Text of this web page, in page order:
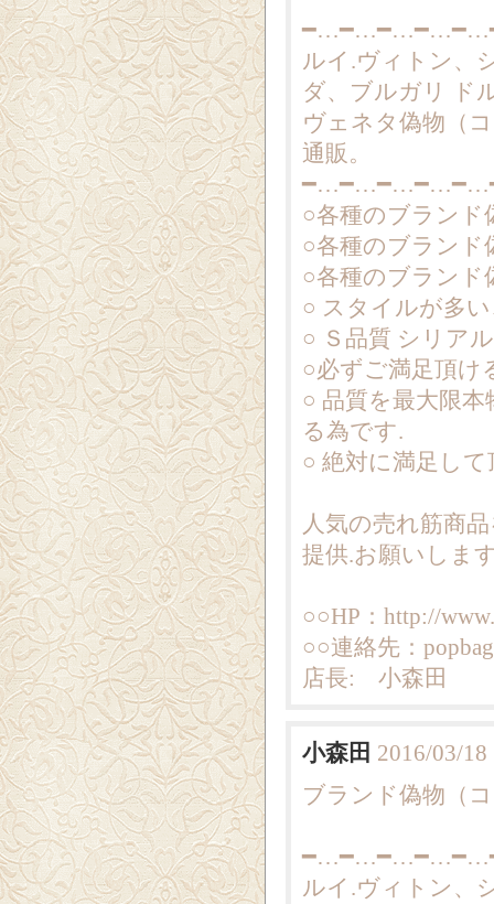
ルイ.ヴィトン、
ダ、ブルガリ ド
ヴェネタ偽物（
通販。
○各種のブランド
○各種のブランド
○各種のブランド
○ スタイルが多
○ Ｓ品質 シリア
○必ずご満足頂け
○ 品質を最大限
る為です.
○ 絶対に満足し
人気の売れ筋商
提供.お願いしま
○○HP：http://
○○連絡先：
店長: 小森田
小森田 2016/03/18
ブランド偽物（
ルイ.ヴィトン、